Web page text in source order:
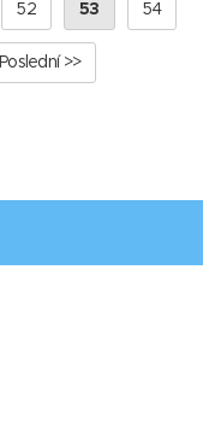
52 53 54
Poslední >>